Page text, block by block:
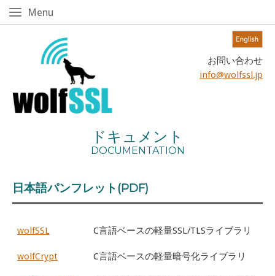
Skip
お問い合わせ
info@wolfssl.jp
Menu
ドキュメント
DOCUMENTATION
日本語パンフレット(PDF)
wolfSSL C言語ベースの軽量SSL/TLSライブラリ
wolfCrypt C言語ベースの軽量暗号化ライブラリ